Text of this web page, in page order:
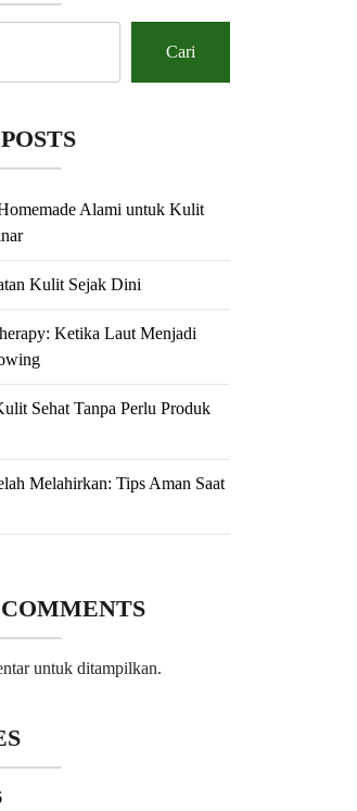
Cari
Alami untuk Kulit
Kulit Sejak Dini
Ketika Laut Menjadi
Sehat Tanpa Perlu Produk
Melahirkan: Tips Aman Saat
untuk ditampilkan.